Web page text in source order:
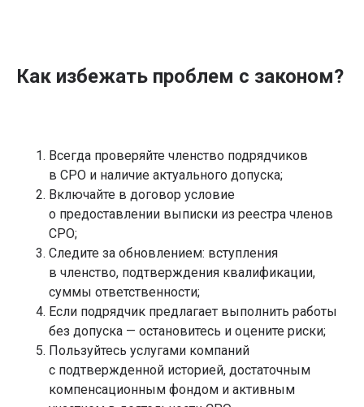
Как избежать проблем с законом?
Всегда проверяйте членство подрядчиков
в СРО и наличие актуального допуска;
Включайте в договор условие
о предоставлении выписки из реестра членов
СРО;
Следите за обновлением: вступления
в членство, подтверждения квалификации,
суммы ответственности;
Если подрядчик предлагает выполнить работы
без допуска — остановитесь и оцените риски;
Пользуйтесь услугами компаний
с подтвержденной историей, достаточным
компенсационным фондом и активным
СРО изыскателей
СРО на опасные
Сопровождение
проверок СРО
Специалисты для СРО
Обучение рабочим
профессиям
Профессиональная
переподготовка
Охрана труда
Охрана труда на высоте
специалистов HPC
Внесение в НРС
НОСТРОЙ
Внесение в НРС
Внесение в НРС
НОК
НОК
для проектировщиков
НОК для изыскателей
Оценка условий труда
Промышленная
безопасность
Аттестация